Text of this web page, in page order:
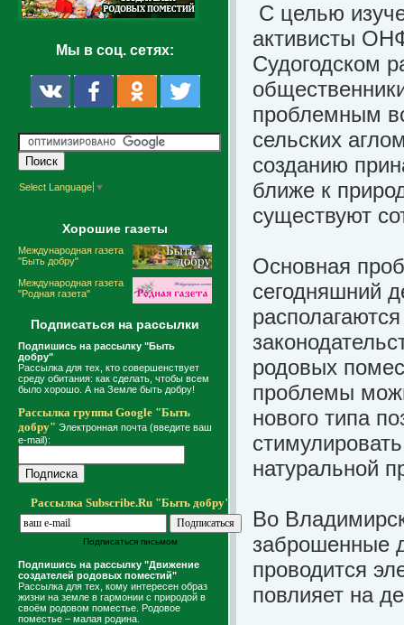
Мы в соц. сетях:
Select Language ▼
Хорошие газеты
Международная газета
"Быть добру"
Международная газета
"Родная газета"
Подписаться на рассылки
Подпишись на рассылку "Быть
добру"
Рассылка для тех, кто совершенствует
среду обитания: как сделать, чтобы всем
было хорошо. А на Земле быть добру!
Рассылка группы Google "Быть
добру" Электронная почта (введите ваш
e-mail):
Рассылка Subscribe.Ru "Быть добру"
Подписаться письмом
Подпишись на рассылку "Движение
создателей родовых поместий"
Рассылка для тех, кому интересен образ
жизни на земле в гармонии с природой в
своём родовом поместье. Родовое
поместье – малая родина.
С целью
активисты
Судогодском
проблемным
сельских
созданию
ближе к
существуют
Основная
сегодняшний
родовых
проблемы
нового типа
натуральной
Во
заброшенные
проводится
повлияет на